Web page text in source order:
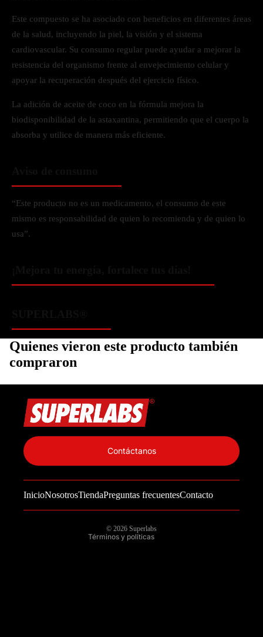
Este compuesto se ha asociado con beneficios en diferentes áreas
de la salud, incluyendo la piel, la visión y el sistema
cardiovascular. Su consumo regular puede ayudar a mejorar la
resistencia del organismo frente al envejecimiento celular y
apoyar la recuperación después del ejercicio físico.
La adición de aceite de coco en la fórmula mejora la
biodisponibilidad de la astaxantina, permitiendo que el cuerpo la
absorba y utilice de manera más eficiente.
“Este producto no es un medicamento, el consumo de este
mismo es responsabilidad de quien lo recomienda y de quien lo
usa”.
Quienes vieron este producto también
compraron
InicioNosotrosTiendaPreguntas frecuentesContacto
Contáctanos
© 2026 Superlabs
Términos y políticas
Información de contacto
Política de reembolso
Términos del servicio
Política de envío